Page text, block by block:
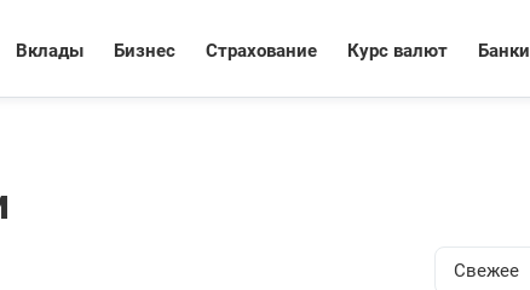
Вклады Бизнес Страхование Курс валют Банки
Свежее